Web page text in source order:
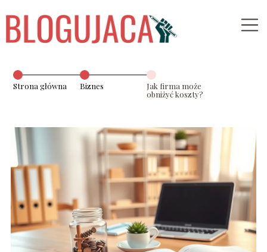
Strona główna Biznes
Jak firma może
obniżyć koszty?